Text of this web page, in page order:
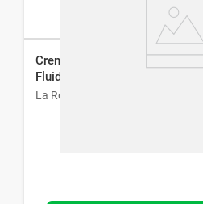
Crema Hidratante Corporal La
Fluida x 400 ml
La Roche-Posay